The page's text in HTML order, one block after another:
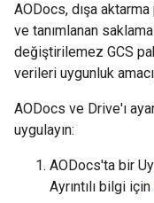
AODocs, dışa
ve tanımlanan
değiştirilemez GCS
verileri uygunluk
AODocs ve Drive'ı
uygulayın:
AODocs'ta bir
Ayrıntılı bilgi için